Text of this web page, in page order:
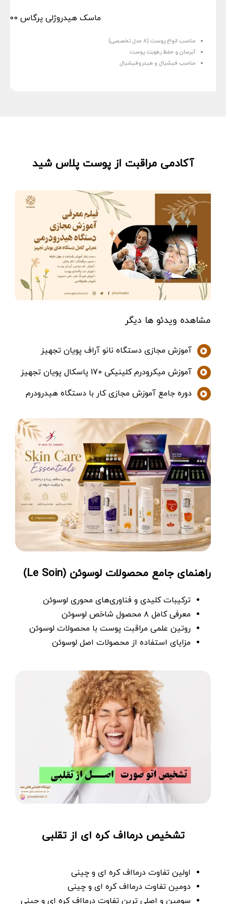
ماسک هیدروژلی پرگاس 700 گرم | خرید انواع ماسک هیدروژلی Pergas…
مناسب انواع پوست (۸ مدل تخصصی)
آبرسان و حفظ رطوبت پوست
مناسب فیشیال و هیدروفیشیال
آکادمی مراقبت از پوست پلاس شید
مشاهده ویدئو ها دیگر
آموزش مجازی دستگاه نانو آراف پویان تجهیز
آموزش میکرودرم کلینیکی 170 پاسکال پویان تجهیز
دوره جامع آموزش مجازی کار با دستگاه هیدرودرم
راهنمای جامع محصولات لوسوئن (Le Soin)
ترکیبات کلیدی و فناوری‌های محوری لوسوئن
معرفی کامل ۸ محصول شاخص لوسوئن
روتین علمی مراقبت پوست با محصولات لوسوئن
مزایای استفاده از محصولات اصل لوسوئن
تشخیص درمااف کره ای از تقلبی
اولین تفاوت درمااف کره ای و چینی
دومین تفاوت درمااف کره ای و چینی
سومین و اصلی ترین تفاوت درمااف کره ای و چینی